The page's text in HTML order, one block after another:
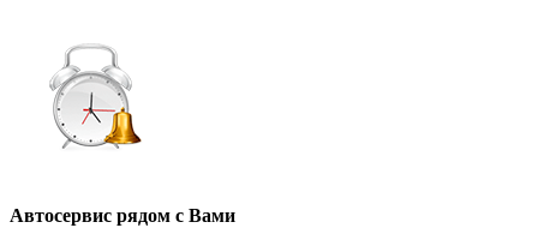
Автосервис рядом с Вами